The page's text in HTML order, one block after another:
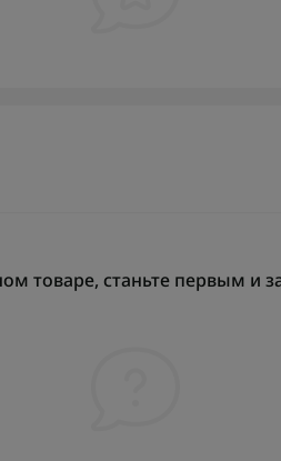
товаре, станьте первым и